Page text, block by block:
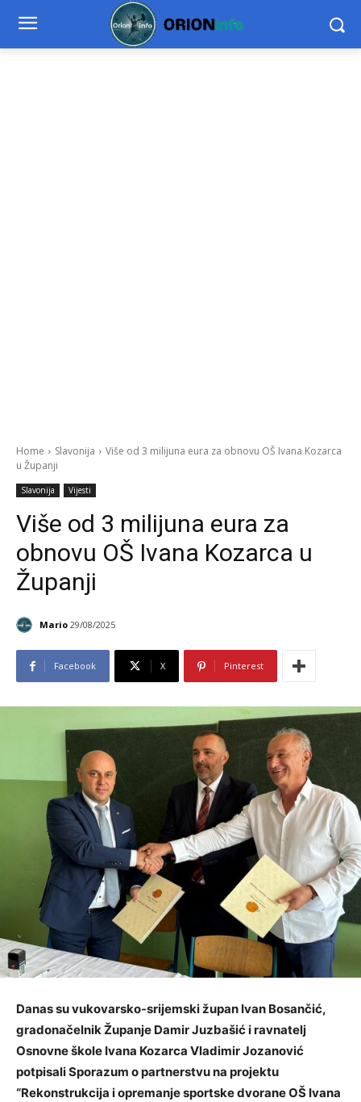
Home Slavonija
Više od 3 milijuna eura za obnovu OŠ Ivana Kozarca
u Županji
Slavonija Vijesti
Više od 3 milijuna eura za
obnovu OŠ Ivana Kozarca u
Županji
Mario 29/08/2025
Facebook X Pinterest
Danas su vukovarsko-srijemski župan Ivan Bosančić,
gradonačelnik Županje Damir Juzbašić i ravnatelj
Osnovne škole Ivana Kozarca Vladimir Jozanović
potpisali Sporazum o partnerstvu na projektu
“Rekonstrukcija i opremanje sportske dvorane OŠ Ivana